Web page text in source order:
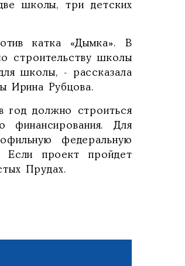
школы, три детских
катка «Дымка». В
строительству школы
школы, - рассказала
Ирина Рубцова.
год должно строиться
Для
федеральную
Если проект пройдет
Прудах.